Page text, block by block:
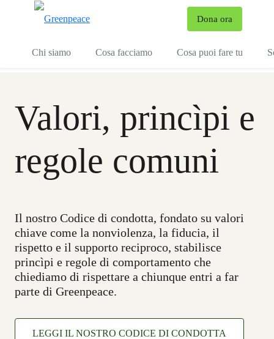
Dona ora
Chi siamo Cosa facciamo Cosa puoi fare tu
Valori, princìpi e
regole comuni
Il nostro Codice di condotta, fondato su valori
chiave come la nonviolenza, la fiducia, il
rispetto e il supporto reciproco, stabilisce
princìpi e regole di comportamento che
chiediamo di rispettare a chiunque entri a far
parte di Greenpeace.
LEGGI IL NOSTRO CODICE DI CONDOTTA